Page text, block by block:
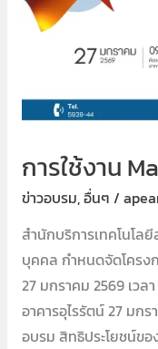
การใช้งาน
ข่าวอบรม,อื่นๆ /
สำนักบริการเทคโนโ
บุคคล กำหนดจัดโครง
27 มกราคม 2569 เวล
อาคารอุไรรัตน์ 27 มก
อบรม สิทธิประโยชน์ขอ